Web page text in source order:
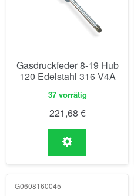
Gasdruckfeder 8-19 Hub
120 Edelstahl 316 V4A
37 vorrätig
221,68 €
G0608160045